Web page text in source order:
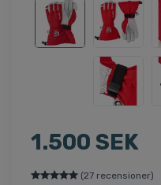
1.500 SEK
(27 recensioner)